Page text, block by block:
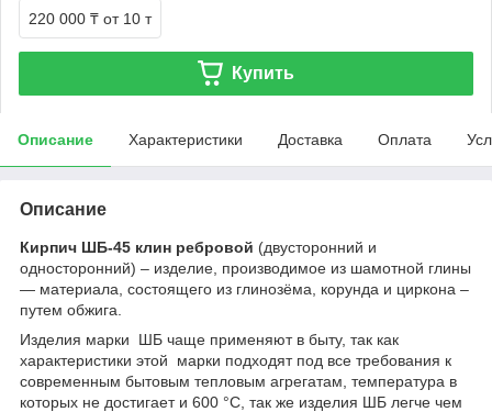
220 000 ₸ от 10 т
Купить
Описание Характеристики Доставка Оплата
Описание
Кирпич ШБ-45 клин ребровой (двусторонний и
односторонний) – изделие, производимое из шамотной глины
— материала, состоящего из глинозёма, корунда и циркона –
путем обжига.
Изделия марки ШБ чаще применяют в быту, так как
характеристики этой марки подходят под все требования к
современным бытовым тепловым агрегатам, температура в
которых не достигает и 600 °С, так же изделия ШБ легче чем